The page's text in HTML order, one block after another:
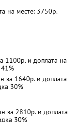
на месте: 3750р.
1100р. и доплата на
за 1640р. и доплата
30%
за 2810р. и доплата
30%